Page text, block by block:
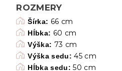
ROZMERY
Šírka: 66 cm
Hĺbka: 60 cm
Výška: 73 cm
Výška sedu: 45 cm
Hĺbka sedu: 50 cm